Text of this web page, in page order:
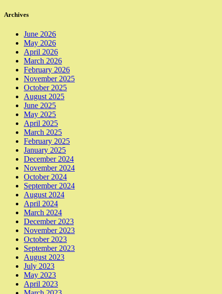
Archives
June 2026
May 2026
April 2026
March 2026
February 2026
November 2025
October 2025
August 2025
June 2025
May 2025
April 2025
March 2025
February 2025
January 2025
December 2024
November 2024
October 2024
September 2024
August 2024
April 2024
March 2024
December 2023
November 2023
October 2023
September 2023
August 2023
July 2023
May 2023
April 2023